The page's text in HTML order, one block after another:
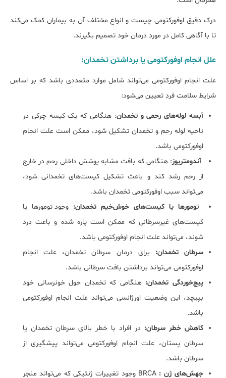
درک دقیق اوفورکتومی چیست و انواع مختلف آن به بیماران کمک می‌کند
تا با آگاهی کامل در مورد درمان خود تصمیم بگیرند.
علل انجام اوفورکتومی یا برداشتن تخمدان:
علت انجام اوفورکتومی می‌تواند شامل موارد متعددی باشد که بر اساس
شرایط سلامت فرد تعیین می‌شود:
آبسه لوله‌های رحمی و تخمدان: هنگامی که یک کیسه چرکی در
ناحیه لوله رحم و تخمدان تشکیل شود، ممکن است علت انجام
اوفورکتومی باشد.
آندومتریوز: هنگامی که بافت مشابه پوشش داخلی رحم در خارج
از رحم رشد کند و باعث تشکیل کیست‌های تخمدانی شود،
می‌تواند سبب اوفورکتومی تخمدان باشد.
تومورها یا کیست‌های خوش‌خیم تخمدان: وجود تومورها یا
کیست‌های غیرسرطانی که ممکن است پاره شده و باعث درد
شوند، می‌تواند علت انجام اوفورکتومی باشد.
سرطان تخمدان: برای درمان سرطان تخمدان، علت انجام
اوفورکتومی می‌تواند برداشتن بافت سرطانی باشد.
پیچ‌خوردگی تخمدان: هنگامی که تخمدان حول خونرسانی خود
بپیچد، این وضعیت اورژانسی می‌تواند علت انجام اوفورکتومی
باشد.
کاهش خطر سرطان: در افراد با خطر بالای سرطان تخمدان یا
سرطان پستان، علت انجام اوفورکتومی می‌تواند پیشگیری از
سرطان باشد.
جهش‌های ژن :
BRCA وجود تغییرات ژنتیکی که می‌تواند منجر